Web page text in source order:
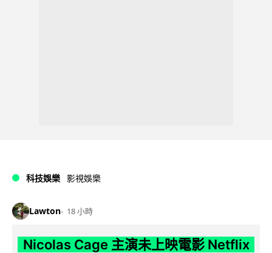
科技娛樂 影視娛樂
Lawton 18 小時
Nicolas Cage 主演未上映電影 Netflix